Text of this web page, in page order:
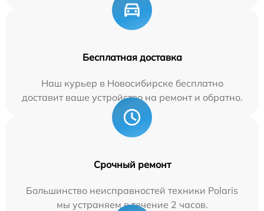
Бесплатная доставка
Наш курьер в Новосибирске бесплатно
доставит ваше устройство на ремонт и обратно.
Срочный ремонт
Большинство неисправностей техники Polaris
мы устраняем в течение 2 часов.